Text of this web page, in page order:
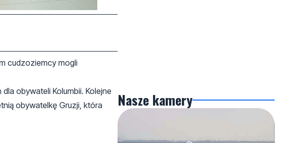
cudzoziemcy mogli
obywateli Kolumbii. Kolejne
obywatelkę Gruzji, która
Nasze kamery